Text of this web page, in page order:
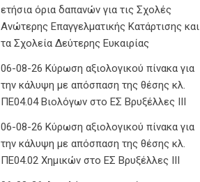
ετήσια όρια δαπανών για τις Σχολές
Ανώτερης Επαγγελματικής Κατάρτισης και
τα Σχολεία Δεύτερης Ευκαιρίας
06-08-26 Κύρωση αξιολογικού πίνακα για
την κάλυψη με απόσπαση της θέσης κλ.
ΠΕ04.04 Βιολόγων στο ΕΣ Βρυξέλλες ΙΙΙ
06-08-26 Κύρωση αξιολογικού πίνακα για
την κάλυψη με απόσπαση της θέσης κλ.
ΠΕ04.02 Χημικών στο ΕΣ Βρυξέλλες ΙΙΙ